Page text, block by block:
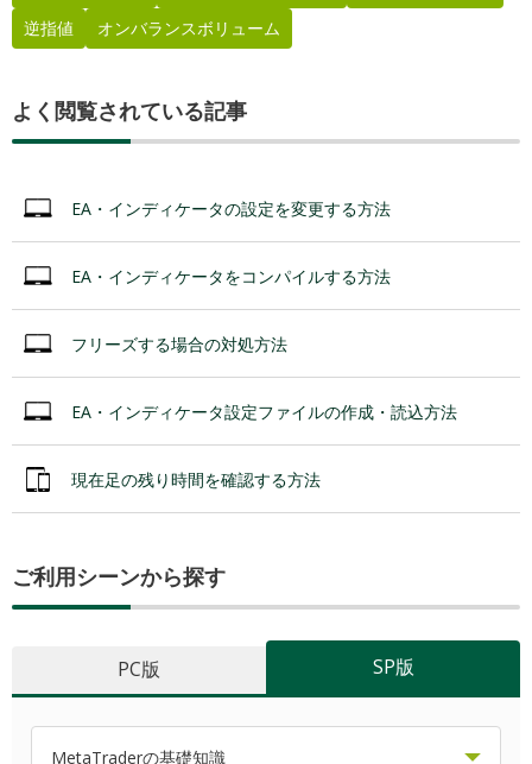
逆指値 オンバランスボリューム
よく閲覧されている記事
EA・インディケータの設定を変更する方法
EA・インディケータをコンパイルする方法
フリーズする場合の対処方法
EA・インディケータ設定ファイルの作成・読込方法
現在足の残り時間を確認する方法
ご利用シーンから探す
PC版 SP版
MetaTraderの基礎知識